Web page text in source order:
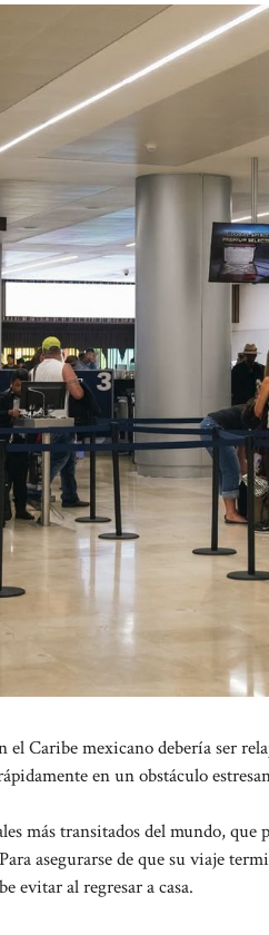
el Caribe mexicano debería ser
en un obstáculo
más transitados del mundo, que
asegurarse de que su viaje
evitar al regresar a casa.